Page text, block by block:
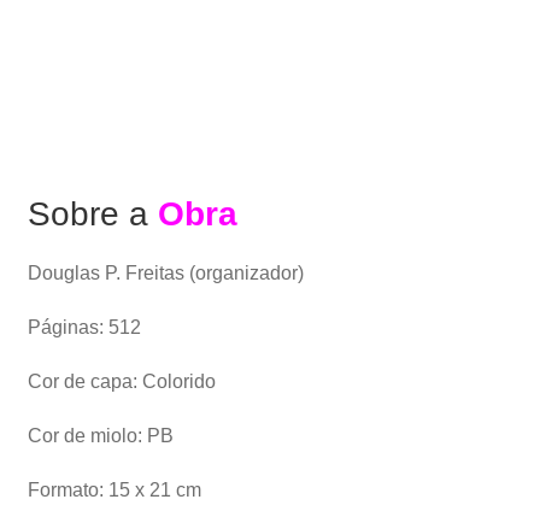
Sobre a Obra
Douglas P. Freitas (organizador)
Páginas: 512
Cor de capa: Colorido
Cor de miolo: PB
Formato: 15 x 21 cm